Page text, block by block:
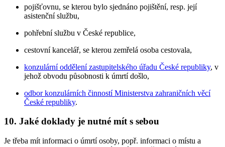
pojišťovnu, se kterou bylo sjednáno pojištění, resp. její
asistenční službu,
pohřební službu v České republice,
cestovní kancelář, se kterou zemřelá osoba cestovala,
konzulární oddělení zastupitelského úřadu České republiky, v
jehož obvodu působnosti k úmrtí došlo,
odbor konzulárních činností Ministerstva zahraničních věcí
České republiky.
10. Jaké doklady je nutné mít s sebou
Je třeba mít informaci o úmrtí osoby, popř. informaci o místu a